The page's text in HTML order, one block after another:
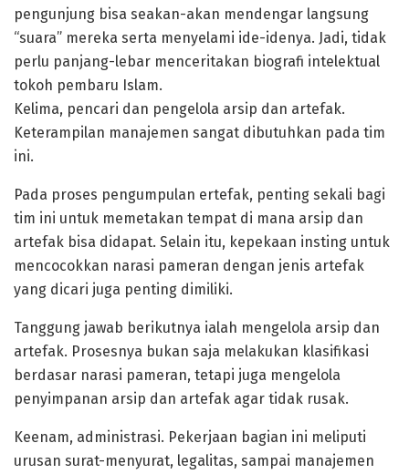
pengunjung bisa seakan-akan mendengar langsung
“suara” mereka serta menyelami ide-idenya. Jadi, tidak
perlu panjang-lebar menceritakan biografi intelektual
tokoh pembaru Islam.
Kelima, pencari dan pengelola arsip dan artefak.
Keterampilan manajemen sangat dibutuhkan pada tim
ini.
Pada proses pengumpulan ertefak, penting sekali bagi
tim ini untuk memetakan tempat di mana arsip dan
artefak bisa didapat. Selain itu, kepekaan insting untuk
mencocokkan narasi pameran dengan jenis artefak
yang dicari juga penting dimiliki.
Tanggung jawab berikutnya ialah mengelola arsip dan
artefak. Prosesnya bukan saja melakukan klasifikasi
berdasar narasi pameran, tetapi juga mengelola
penyimpanan arsip dan artefak agar tidak rusak.
Keenam, administrasi. Pekerjaan bagian ini meliputi
urusan surat-menyurat, legalitas, sampai manajemen